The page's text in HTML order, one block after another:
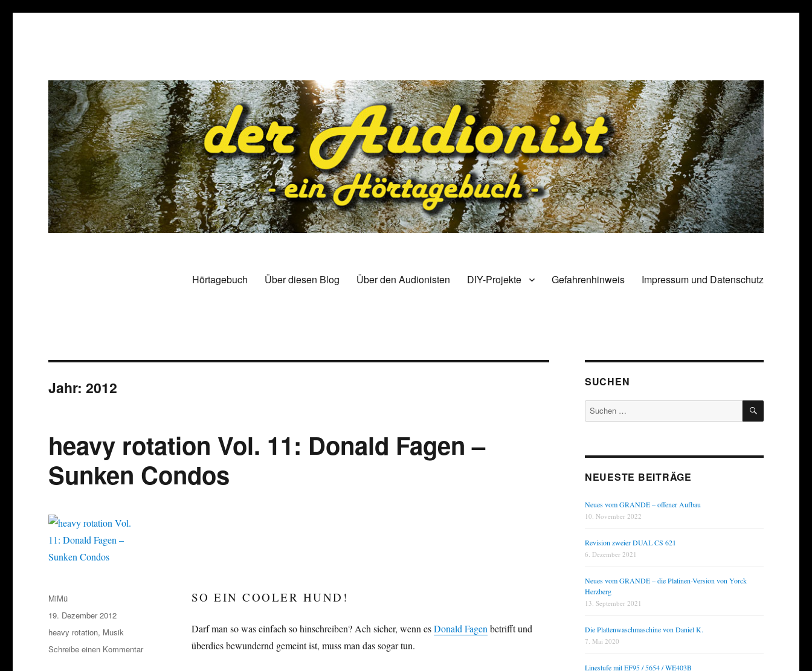
Hörtagebuch Über diesen Blog Über den Audionisten DIY-Projekte Gefahrenhinweis Impressum und Datenschutz
Jahr:2012
heavy rotation Vol. 11: Donald Fagen –
Sunken Condos
SO EIN COOLER HUND!
Darf man so was einfach so hinschreiben? Ach sicher, wenn esDonald Fagen betrifft und
überdies bewundernd gemeint ist, muss man das sogar tun.
Autor
MiMü
Veröffentlicht
am
19. Dezember 2012
Kategorien
heavy rotation, Musik
Schreibe einen Kommentarzu
SUCHEN
Suchen
SUCHEN
NEUESTE BEITRÄGE
Neues vom GRANDE – offener Aufbau
10. November 2022
Revision zweier DUAL CS 621
6. Dezember 2021
Neues vom GRANDE – die Platinen-Version von Yorck
Herzberg
13. September 2021
Die Plattenwaschmaschine von Daniel K.
7. Mai 2020
Linestufe mit EF95 / 5654 / WE403B